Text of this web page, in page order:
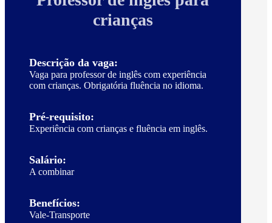
crianças
Descrição da vaga:
Vaga para professor de inglês com experiência
com crianças. Obrigatória fluência no idioma.
Pré-requisito:
Experiência com crianças e fluência em inglês.
Salário:
A combinar
Benefícios:
Vale-Transporte